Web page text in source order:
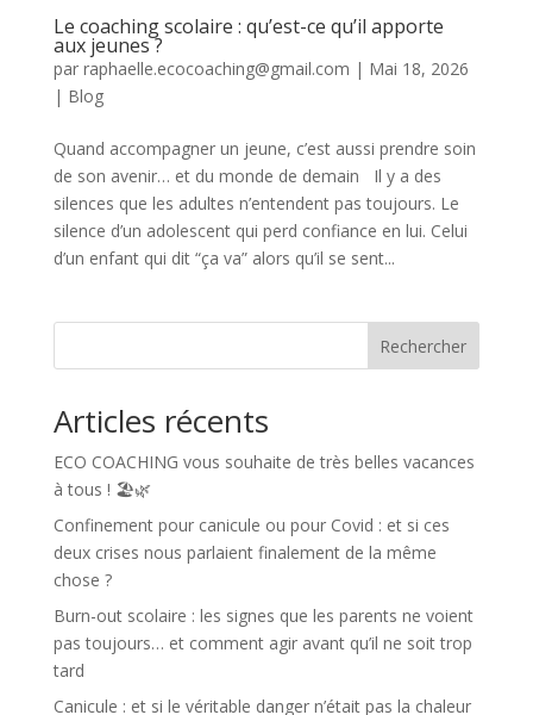
Le coaching scolaire : qu’est-ce qu’il apporte
aux jeunes ?
par raphaelle.ecocoaching@gmail.com | Mai 18, 2026
| Blog
Quand accompagner un jeune, c’est aussi prendre soin
de son avenir… et du monde de demain Il y a des
silences que les adultes n’entendent pas toujours. Le
silence d’un adolescent qui perd confiance en lui. Celui
d’un enfant qui dit “ça va” alors qu’il se sent...
Rechercher
Articles récents
ECO COACHING vous souhaite de très belles vacances
à tous ! 🏖️🌿
Confinement pour canicule ou pour Covid : et si ces
deux crises nous parlaient finalement de la même
chose ?
Burn-out scolaire : les signes que les parents ne voient
pas toujours… et comment agir avant qu’il ne soit trop
tard
Canicule : et si le véritable danger n’était pas la chaleur